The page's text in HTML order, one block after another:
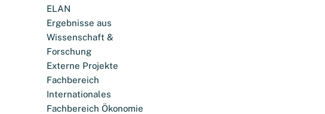
ELAN
Ergebnisse aus
Wissenschaft &
Forschung
Externe Projekte
Fachbereich
Internationales
Fachbereich Ökonomie